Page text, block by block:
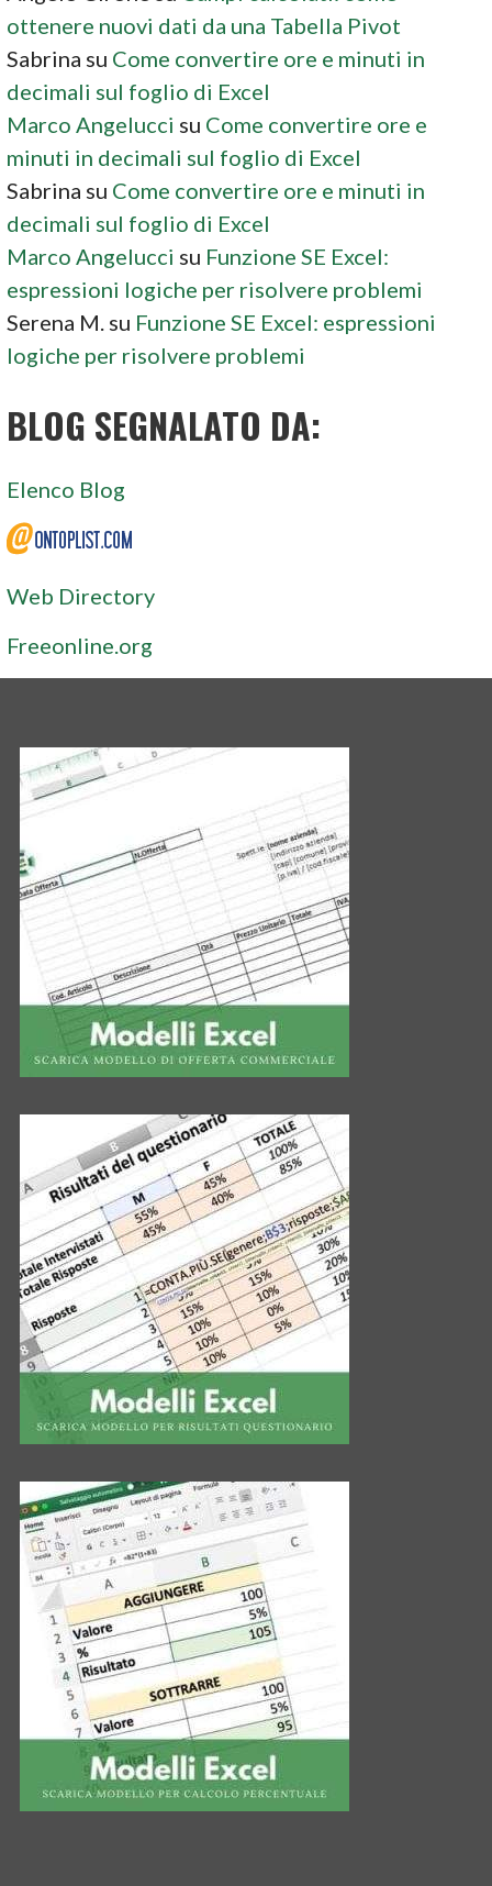
ottenere nuovi dati da una Tabella Pivot
Sabrina su Come convertire ore e minuti in
decimali sul foglio di Excel
Marco Angelucci su Come convertire ore e
minuti in decimali sul foglio di Excel
Sabrina su Come convertire ore e minuti in
decimali sul foglio di Excel
Marco Angelucci su Funzione SE Excel:
espressioni logiche per risolvere problemi
Serena M. su Funzione SE Excel: espressioni
logiche per risolvere problemi
BLOG SEGNALATO DA:
Elenco Blog
Web Directory
Freeonline.org